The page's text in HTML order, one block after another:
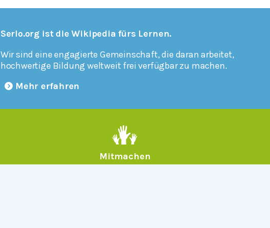
Serlo.org ist die Wikipedia fürs Lernen.
Wir sind eine engagierte Gemeinschaft, die daran arbeitet,
hochwertige Bildung weltweit frei verfügbar zu machen.
Mehr erfahren
Mitmachen